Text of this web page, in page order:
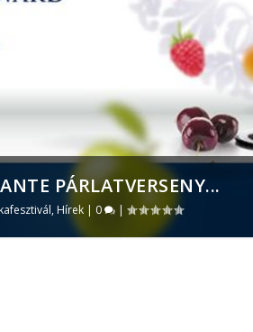
PÁRLATVERSENY...
, Hírek | 0 |